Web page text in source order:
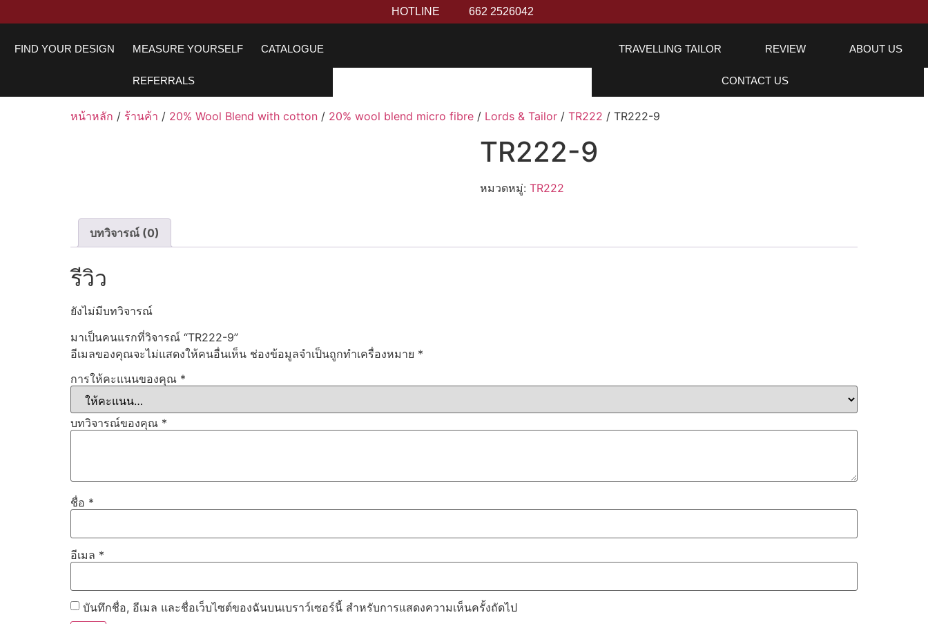
HOTLINE 662 2526042
FIND YOUR DESIGN MEASURE YOURSELF CATALOGUE
REFERRALS
TRAVELLING TAILOR REVIEW ABOUT US
CONTACT US
หน้าหลัก / ร้านค้า / 20% Wool Blend with cotton / 20% wool blend micro fibre / Lords & Tailor / TR222 / TR222-9
TR222-9
หมวดหมู่: TR222
บทวิจารณ์ (0)
รีวิว
ยังไม่มีบทวิจารณ์
มาเป็นคนแรกที่วิจารณ์ “TR222-9”
อีเมลของคุณจะไม่แสดงให้คนอื่นเห็น ช่องข้อมูลจำเป็นถูกทำเครื่องหมาย *
การให้คะแนนของคุณ *
บทวิจารณ์ของคุณ *
ชื่อ *
อีเมล *
บันทึกชื่อ, อีเมล และชื่อเว็บไซต์ของฉันบนเบราว์เซอร์นี้ สำหรับการแสดงความเห็นครั้งถัดไป